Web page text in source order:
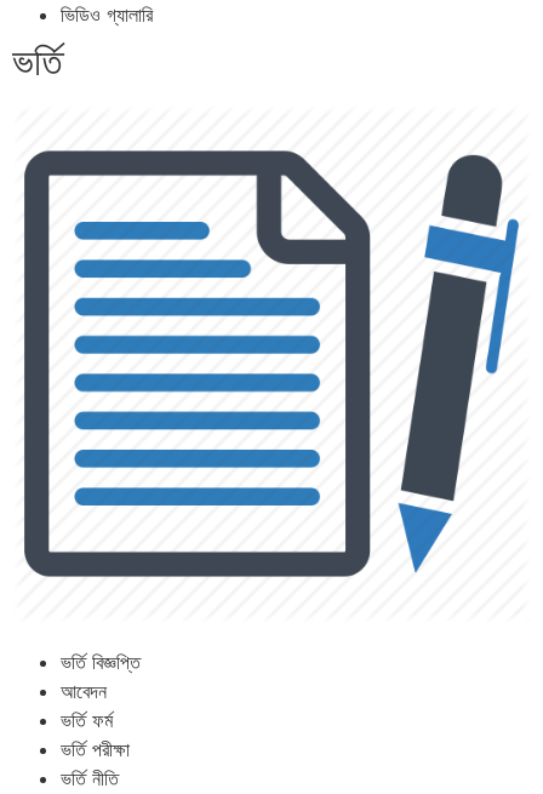
ভিডিও গ্যালারি
ভর্তি
ভর্তি বিজ্ঞপ্তি
আবেদন
ভর্তি ফর্ম
ভর্তি পরীক্ষা
ভর্তি নীতি